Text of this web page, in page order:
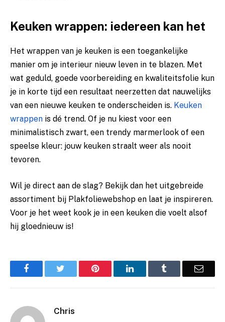
Keuken wrappen: iedereen kan het
Het wrappen van je keuken is een toegankelijke
manier om je interieur nieuw leven in te blazen. Met
wat geduld, goede voorbereiding en kwaliteitsfolie kun
je in korte tijd een resultaat neerzetten dat nauwelijks
van een nieuwe keuken te onderscheiden is. Keuken
wrappen is dé trend. Of je nu kiest voor een
minimalistisch zwart, een trendy marmerlook of een
speelse kleur: jouw keuken straalt weer als nooit
tevoren.
Wil je direct aan de slag? Bekijk dan het uitgebreide
assortiment bij Plakfoliewebshop en laat je inspireren.
Voor je het weet kook je in een keuken die voelt alsof
hij gloednieuw is!
Facebook Pinterest LinkedIn Email
Chris